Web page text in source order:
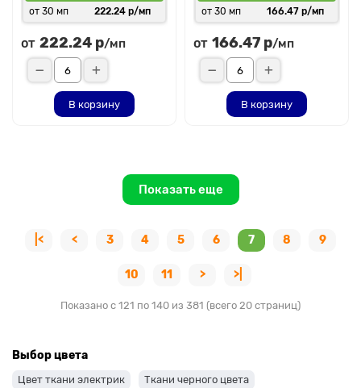
от 30 мп
222.24 р/мп
от 222.24 р/мп
В корзину
от 30 мп
166.47 р/мп
от 166.47 р/мп
В корзину
Показать еще
|< < 3 4 5 6 7 8 9
10 11 > >|
Показано с 121 по 140 из 381 (всего 20 страниц)
Выбор цвета
Цвет ткани электрик
Ткани черного цвета